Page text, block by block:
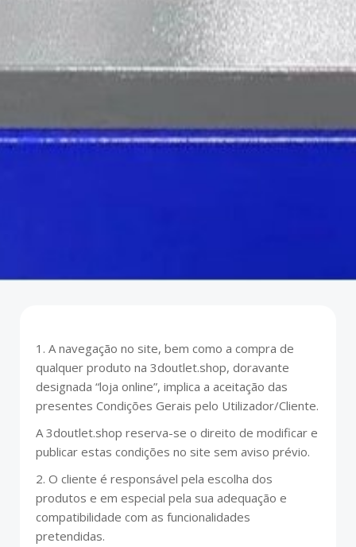
1. A navegação no site, bem como a compra de
qualquer produto na 3doutlet.shop, doravante
designada “loja online”, implica a aceitação das
presentes Condições Gerais pelo Utilizador/Cliente.
A 3doutlet.shop reserva-se o direito de modificar e
publicar estas condições no site sem aviso prévio.
2. O cliente é responsável pela escolha dos
produtos e em especial pela sua adequação e
compatibilidade com as funcionalidades
pretendidas.